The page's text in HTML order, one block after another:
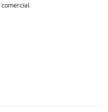
comercial